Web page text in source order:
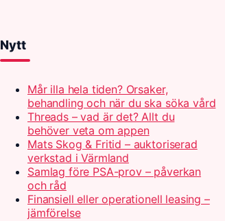
Nytt
Mår illa hela tiden? Orsaker,
behandling och när du ska söka vård
Threads – vad är det? Allt du
behöver veta om appen
Mats Skog & Fritid – auktoriserad
verkstad i Värmland
Samlag före PSA-prov – påverkan
och råd
Finansiell eller operationell leasing –
jämförelse